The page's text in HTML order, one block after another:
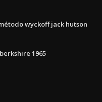
wyckoff jack hutson
1965